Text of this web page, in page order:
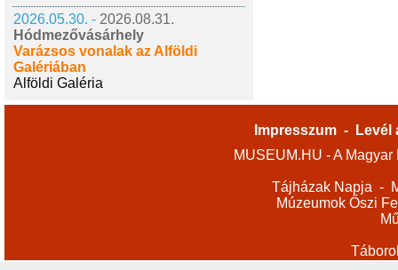
2026.05.30. - 2026.08.31.
Hódmezővásárhely
Varázsos vonalak az Alföldi
Galériában
Alföldi Galéria
Impresszum -
Levél
MUSEUM.HU - A
Tájházak Napja -
Múzeumok Őszi